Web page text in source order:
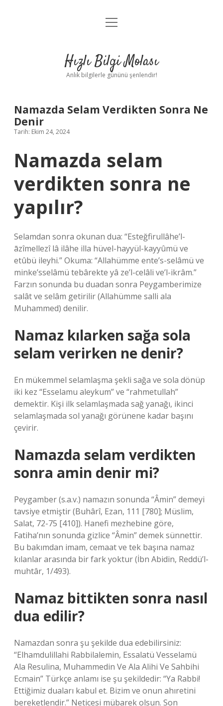
Anasayfa
Yasal Uyarı
menüyü
Hızlı Bilgi Molası
Anlık bilgilerle gününü şenlendir!
Namazda Selam Verdikten Sonra Ne
Denir
Tarih: Ekim 24, 2024
Namazda selam
verdikten sonra ne
yapılır?
Selamdan sonra okunan dua: “Esteğfirullâhe’l-
āzîmellezî lâ ilâhe illa hüvel-hayyül-kayyûmü ve
etûbü ileyhi.” Okuma: “Allahümme ente’s-selâmü ve
minke’sselâmü tebârekte yâ ze’l-celâli ve’l-ikrâm.”
Farzın sonunda bu duadan sonra Peygamberimize
salât ve selâm getirilir (Allahümme salli ala
Muhammed) denilir.
Namaz kılarken sağa sola
selam verirken ne denir?
En mükemmel selamlaşma şekli sağa ve sola dönüp
iki kez “Esselamu aleykum” ve “rahmetullah”
demektir. Kişi ilk selamlaşmada sağ yanağı, ikinci
selamlaşmada sol yanağı görünene kadar başını
çevirir.
Namazda selam verdikten
sonra amin denir mi?
Peygamber (s.a.v.) namazın sonunda “Âmin” demeyi
tavsiye etmiştir (Buhârî, Ezan, 111 [780]; Müslim,
Salat, 72-75 [410]). Hanefi mezhebine göre,
Fatiha’nın sonunda gizlice “Âmin” demek sünnettir.
Bu bakımdan imam, cemaat ve tek başına namaz
kılanlar arasında bir fark yoktur (İbn Abidin, Reddü’l-
muhtâr, 1/493).
Namaz bittikten sonra nasıl
dua edilir?
Namazdan sonra şu şekilde dua edebilirsiniz:
“Elhamdulillahi Rabbilalemin, Essalatü Vesselamü
Ala Resulina, Muhammedin Ve Ala Alihi Ve Sahbihi
Ecmain” Türkçe anlamı ise şu şekildedir: “Ya Rabbi!
Ettiğimiz duaları kabul et. Bizim ve onun ahıretini
bereketlendir.” Neticesi mübarek olsun. Son